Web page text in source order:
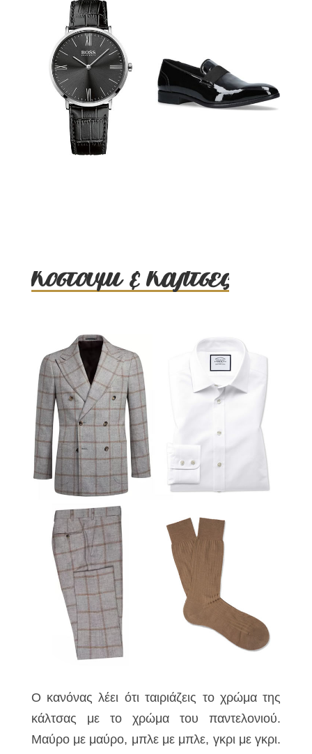
Κοστούμι & Κάλτσες
Ο κανόνας λέει ότι ταιριάζεις το χρώμα της
κάλτσας με το χρώμα του παντελονιού.
Μαύρο με μαύρο, μπλε με μπλε, γκρι με γκρι.